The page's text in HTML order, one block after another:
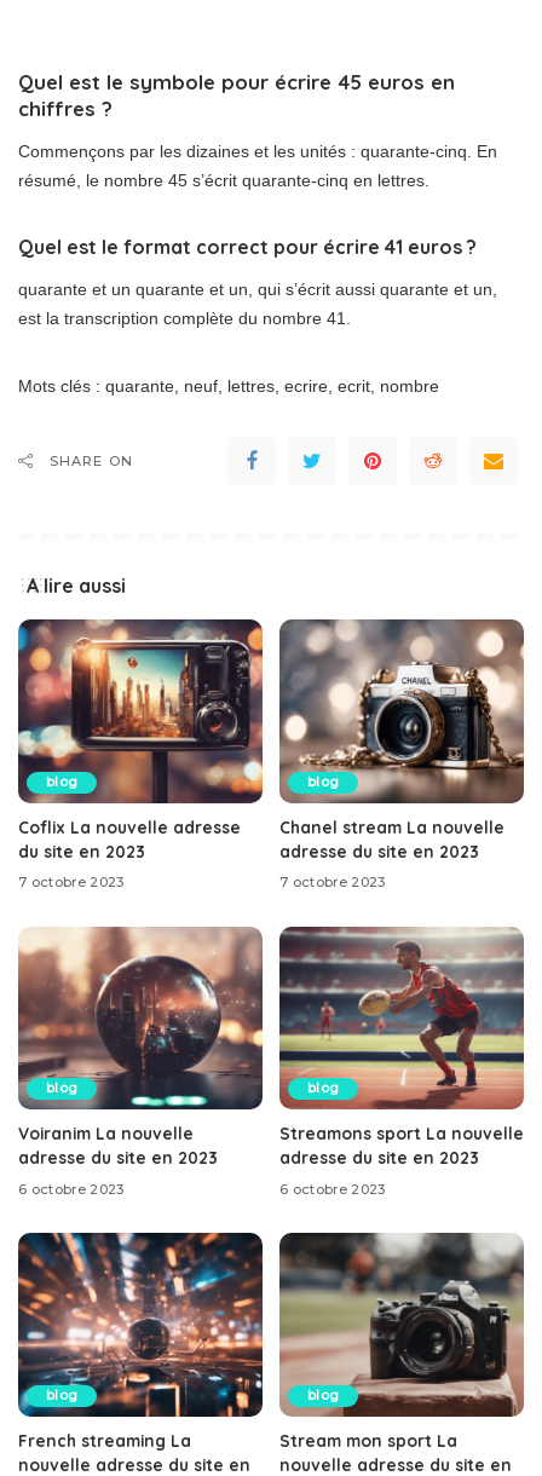
Quel est le symbole pour écrire 45 euros en
chiffres ?
Commençons par les dizaines et les unités : quarante-cinq. En
résumé, le nombre 45 s’écrit quarante-cinq en lettres.
Quel est le format correct pour écrire 41 euros ?
quarante et un quarante et un, qui s’écrit aussi quarante et un,
est la transcription complète du nombre 41.
Mots clés : quarante, neuf, lettres, ecrire, ecrit, nombre
SHARE ON
A lire aussi
blog
Coflix La nouvelle adresse
du site en 2023
7 octobre 2023
blog
Chanel stream La nouvelle
adresse du site en 2023
7 octobre 2023
blog
Voiranim La nouvelle
adresse du site en 2023
6 octobre 2023
blog
Streamons sport La nouvelle
adresse du site en 2023
6 octobre 2023
blog
French streaming La
nouvelle adresse du site en
blog
Stream mon sport La
nouvelle adresse du site en